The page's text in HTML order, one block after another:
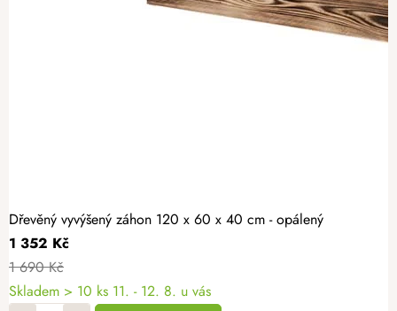
Dřevěný vyvýšený záhon 120 x 60 x 40 cm - opálený
1 352 Kč
1 690 Kč
Skladem > 10 ks 11. - 12. 8. u vás